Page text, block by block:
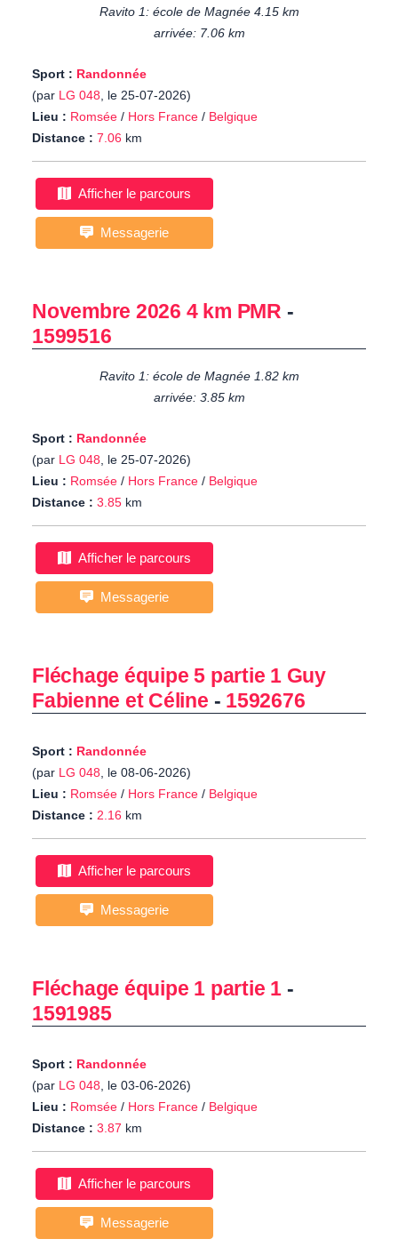
Ravito 1: école de Magnée 4.15 km
arrivée: 7.06 km
Sport : Randonnée
(par LG 048, le 25-07-2026)
Lieu : Romsée / Hors France / Belgique
Distance : 7.06 km
Afficher le parcours
Messagerie
Novembre 2026 4 km PMR -
1599516
Ravito 1: école de Magnée 1.82 km
arrivée: 3.85 km
Sport : Randonnée
(par LG 048, le 25-07-2026)
Lieu : Romsée / Hors France / Belgique
Distance : 3.85 km
Afficher le parcours
Messagerie
Fléchage équipe 5 partie 1 Guy
Fabienne et Céline - 1592676
Sport : Randonnée
(par LG 048, le 08-06-2026)
Lieu : Romsée / Hors France / Belgique
Distance : 2.16 km
Afficher le parcours
Messagerie
Fléchage équipe 1 partie 1-
1591985
Sport : Randonnée
(par LG 048, le 03-06-2026)
Lieu : Romsée / Hors France / Belgique
Distance : 3.87 km
Afficher le parcours
Messagerie